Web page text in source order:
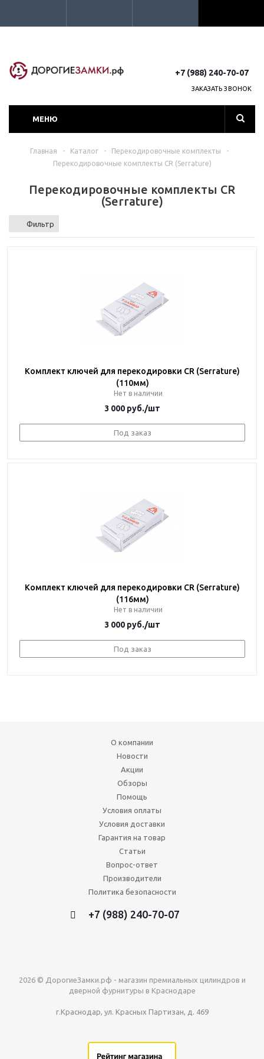
+7 (988) 240-70-07
ЗАКАЗАТЬ ЗВОНОК
МЕНЮ
Главная - Каталог - Перекодировочные комплекты
-
Перекодировочные комплекты CR (Serrature)
Перекодировочные комплекты CR
(Serrature)
Фильтр
Комплект ключей для перекодировки CR (Serrature)
(110мм)
Нет в наличии
3 000 руб./шт
Под заказ
Комплект ключей для перекодировки CR (Serrature)
(116мм)
Нет в наличии
3 000 руб./шт
Под заказ
О компании
Новости
Акции
Обзоры
Помощь
Условия оплаты
Условия доставки
Гарантия на товар
Статьи
Вопрос-ответ
Производители
Политика безопасности
+7 (988) 240-70-07
2026 © ДорогиеЗамки.рф - магазин премиальных цилиндров и
дверной фурнитуры в Краснодаре
г.Краснодар, ул. Красных Партизан, д. 469